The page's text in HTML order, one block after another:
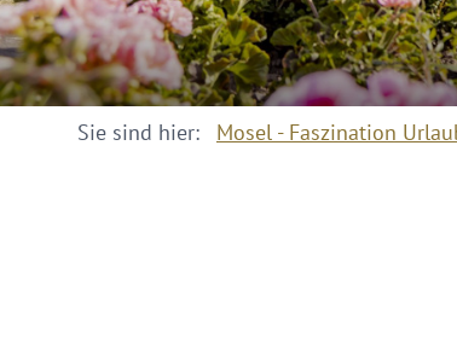
Sie sind hier: Mosel - Faszination